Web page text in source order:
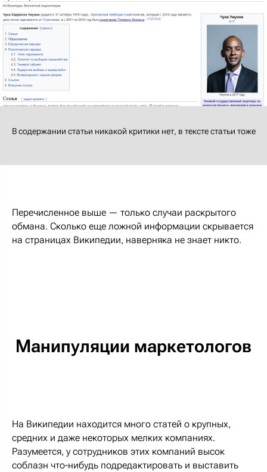
В содержании статьи никакой критики нет, в тексте статьи тоже
Перечисленное выше — только случаи раскрытого
обмана. Сколько еще ложной информации скрывается
на страницах Википедии, наверняка не знает никто.
Манипуляции маркетологов
На Википедии находится много статей о крупных,
средних и даже некоторых мелких компаниях.
Разумеется, у сотрудников этих компаний высок
соблазн что-нибудь подредактировать и выставить